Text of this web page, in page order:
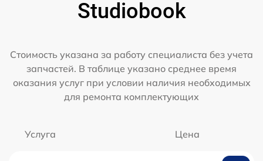
Studiobook
Стоимость указана за работу специалиста без учета
запчастей. В таблице указано среднее время
оказания услуг при условии наличия необходимых
для ремонта комплектующих
Услуга Цена